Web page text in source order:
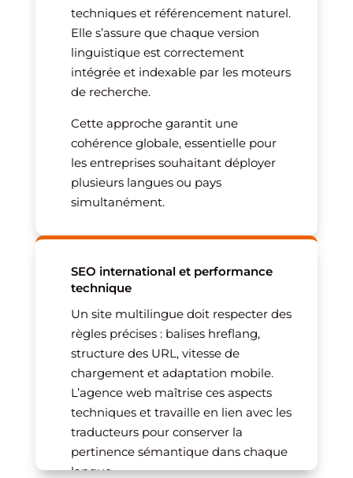
techniques et référencement naturel.
Elle s’assure que chaque version
linguistique est correctement
intégrée et indexable par les moteurs
de recherche.
Cette approche garantit une
cohérence globale, essentielle pour
les entreprises souhaitant déployer
plusieurs langues ou pays
simultanément.
SEO international et performance
technique
Un site multilingue doit respecter des
règles précises : balises hreflang,
structure des URL, vitesse de
chargement et adaptation mobile.
L’agence web maîtrise ces aspects
techniques et travaille en lien avec les
traducteurs pour conserver la
pertinence sémantique dans chaque
langue.